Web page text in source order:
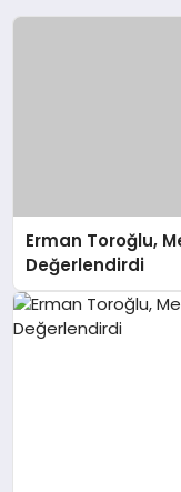
Erman Toroğlu,
Değerlendirdi